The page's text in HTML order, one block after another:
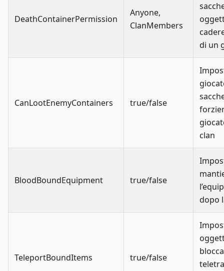
DeathContainerPermission
Anyone,
ClanMembers
di un
CanLootEnemyContainers true/false
clan
BloodBoundEquipment true/false
dopo
TeleportBoundItems true/false